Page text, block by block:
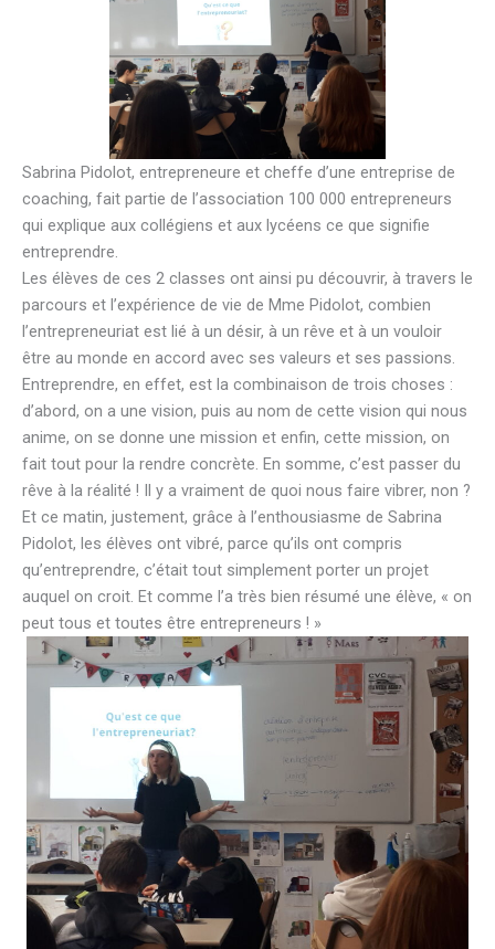
Sabrina Pidolot, entrepreneure et cheffe d’une entreprise de
coaching, fait partie de l’association 100 000 entrepreneurs
qui explique aux collégiens et aux lycéens ce que signifie
entreprendre.
Les élèves de ces 2 classes ont ainsi pu découvrir, à travers le
parcours et l’expérience de vie de Mme Pidolot, combien
l’entrepreneuriat est lié à un désir, à un rêve et à un vouloir
être au monde en accord avec ses valeurs et ses passions.
Entreprendre, en effet, est la combinaison de trois choses :
d’abord, on a une vision, puis au nom de cette vision qui nous
anime, on se donne une mission et enfin, cette mission, on
fait tout pour la rendre concrète. En somme, c’est passer du
rêve à la réalité ! Il y a vraiment de quoi nous faire vibrer, non ?
Et ce matin, justement, grâce à l’enthousiasme de Sabrina
Pidolot, les élèves ont vibré, parce qu’ils ont compris
qu’entreprendre, c’était tout simplement porter un projet
auquel on croit. Et comme l’a très bien résumé une élève, « on
peut tous et toutes être entrepreneurs ! »